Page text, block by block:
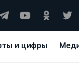
и цифры